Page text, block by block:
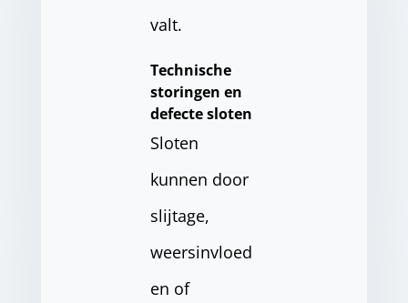
valt.
Technische
storingen en
defecte sloten
Sloten
kunnen door
slijtage,
weersinvloed
en of